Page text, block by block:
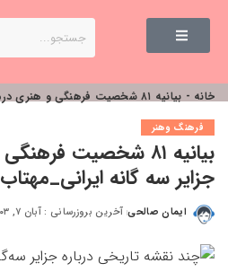
خانه - بیانیه ۸۱ شخصیت فرهنگی و هنری درمورد جزایر سه گانه ایرانی_مهتاب من
فرهنگ وهنر
بیانیه ۸۱ شخصیت
جزایر سه گانه
ایمان صالحی آخرین بروزرسانی : آبان ۷, ۱۴۰۳